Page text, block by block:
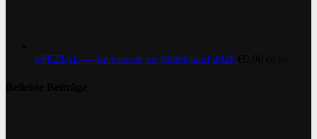
SPEZIAL — Investoren im Mittelstand 2026